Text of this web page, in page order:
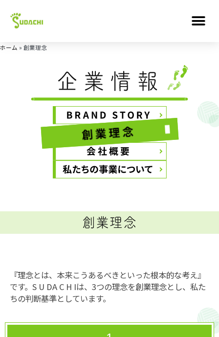
ホーム » 創業理念
『理念とは、本来こうあるべきといった根本的な考え』
です。S U DA C H Iは、3つの理念を創業理念とし、私た
ちの判断基準としています。